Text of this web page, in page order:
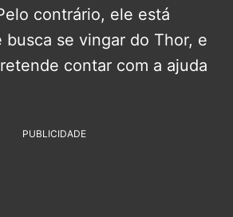
contrário, ele está
busca se vingar do Thor, e
contar com a ajuda
PUBLICIDADE